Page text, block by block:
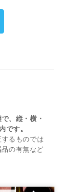
、縦・横・
です。
るものでは
の有無など